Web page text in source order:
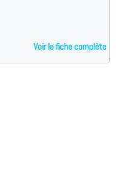
Voir la fiche complète